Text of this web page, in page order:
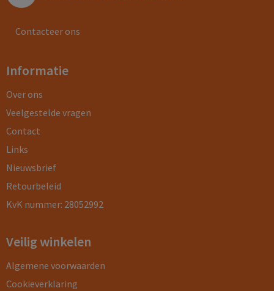
Contacteer ons
Informatie
Over ons
Veelgestelde vragen
Contact
Links
Nieuwsbrief
Retourbeleid
KvK nummer: 28052992
Veilig winkelen
Algemene voorwaarden
Cookieverklaring